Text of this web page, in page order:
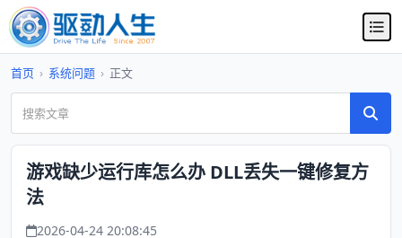
首页 › 系统问题 › 正文
游戏缺少运行库怎么办 DLL丢失一键修复方
法
2026-04-24 20:08:45